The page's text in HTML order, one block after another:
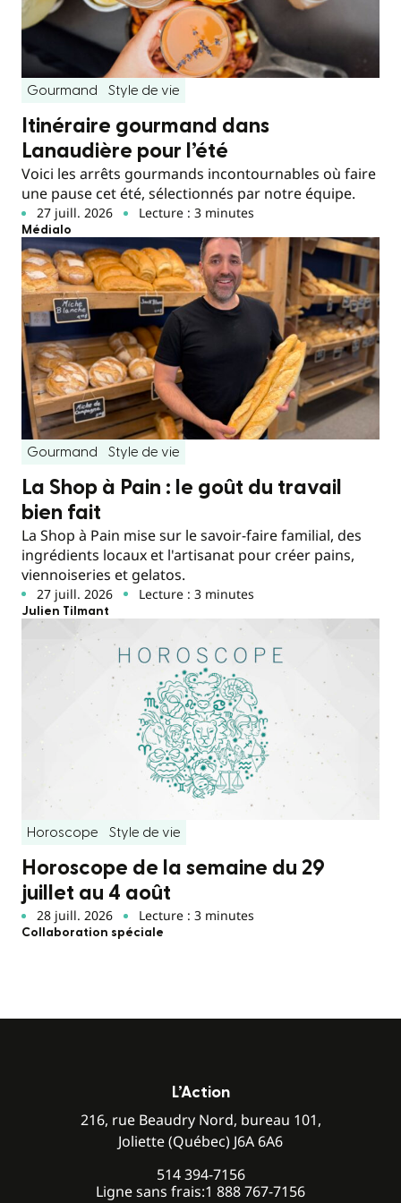
Gourmand Style de vie
Itinéraire gourmand dans
Lanaudière pour l’été
Voici les arrêts gourmands incontournables où faire
une pause cet été, sélectionnés par notre équipe.
27 juill. 2026 Lecture : 3 minutes
Médialo
Gourmand Style de vie
La Shop à Pain : le goût du travail
bien fait
La Shop à Pain mise sur le savoir-faire familial, des
ingrédients locaux et l'artisanat pour créer pains,
viennoiseries et gelatos.
27 juill. 2026 Lecture : 3 minutes
Julien Tilmant
Horoscope Style de vie
Horoscope de la semaine du 29
juillet au 4 août
28 juill. 2026 Lecture : 3 minutes
Collaboration spéciale
L’Action
216, rue Beaudry Nord, bureau 101,
Joliette (Québec) J6A 6A6
514 394-7156
Ligne sans frais:1 888 767-7156